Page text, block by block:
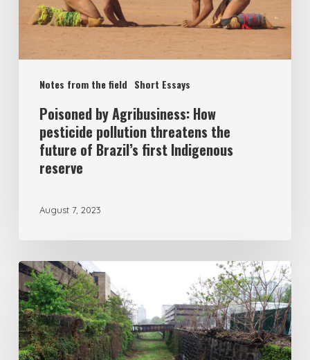
Notes from the field Short Essays
Poisoned by Agribusiness: How
pesticide pollution threatens the
future of Brazil’s first Indigenous
reserve
August 7, 2023